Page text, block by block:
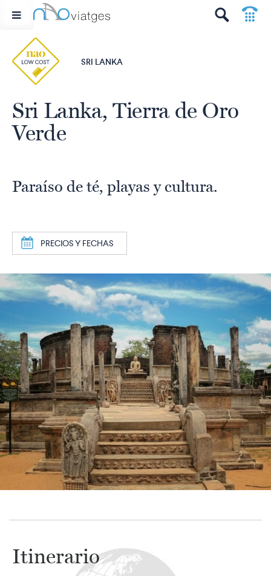
SRI LANKA
Sri Lanka, Tierra de Oro
Verde
Paraíso de té, playas y cultura.
a PRECIOS Y FECHAS
Itinerario
t
p